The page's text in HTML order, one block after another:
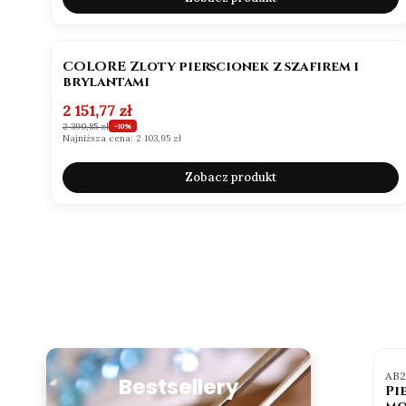
COLORE Zloty pierscionek z szafirem i
brylantami
Cena promocyjna
2 151,77 zł
2 390,85 zł -10%
Najniższa cena: 2 103,95 zł
Zobacz produkt
Bestsellery
BESTSELLER OKAZJA BESTSELLER
Kod produktu
Ab102_MR
Pierścionek z owalnym